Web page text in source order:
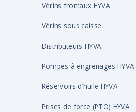
Vérins frontaux HYVA
Vérins sous caisse
Distributeurs HYVA
Pompes à engrenages HYVA
Réservoirs d’huile HYVA
Prises de force (PTO) HYVA